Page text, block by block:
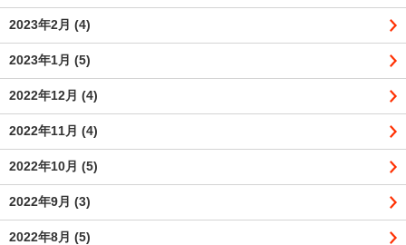
2023年2月 (4)
2023年1月 (5)
2022年12月 (4)
2022年11月 (4)
2022年10月 (5)
2022年9月 (3)
2022年8月 (5)